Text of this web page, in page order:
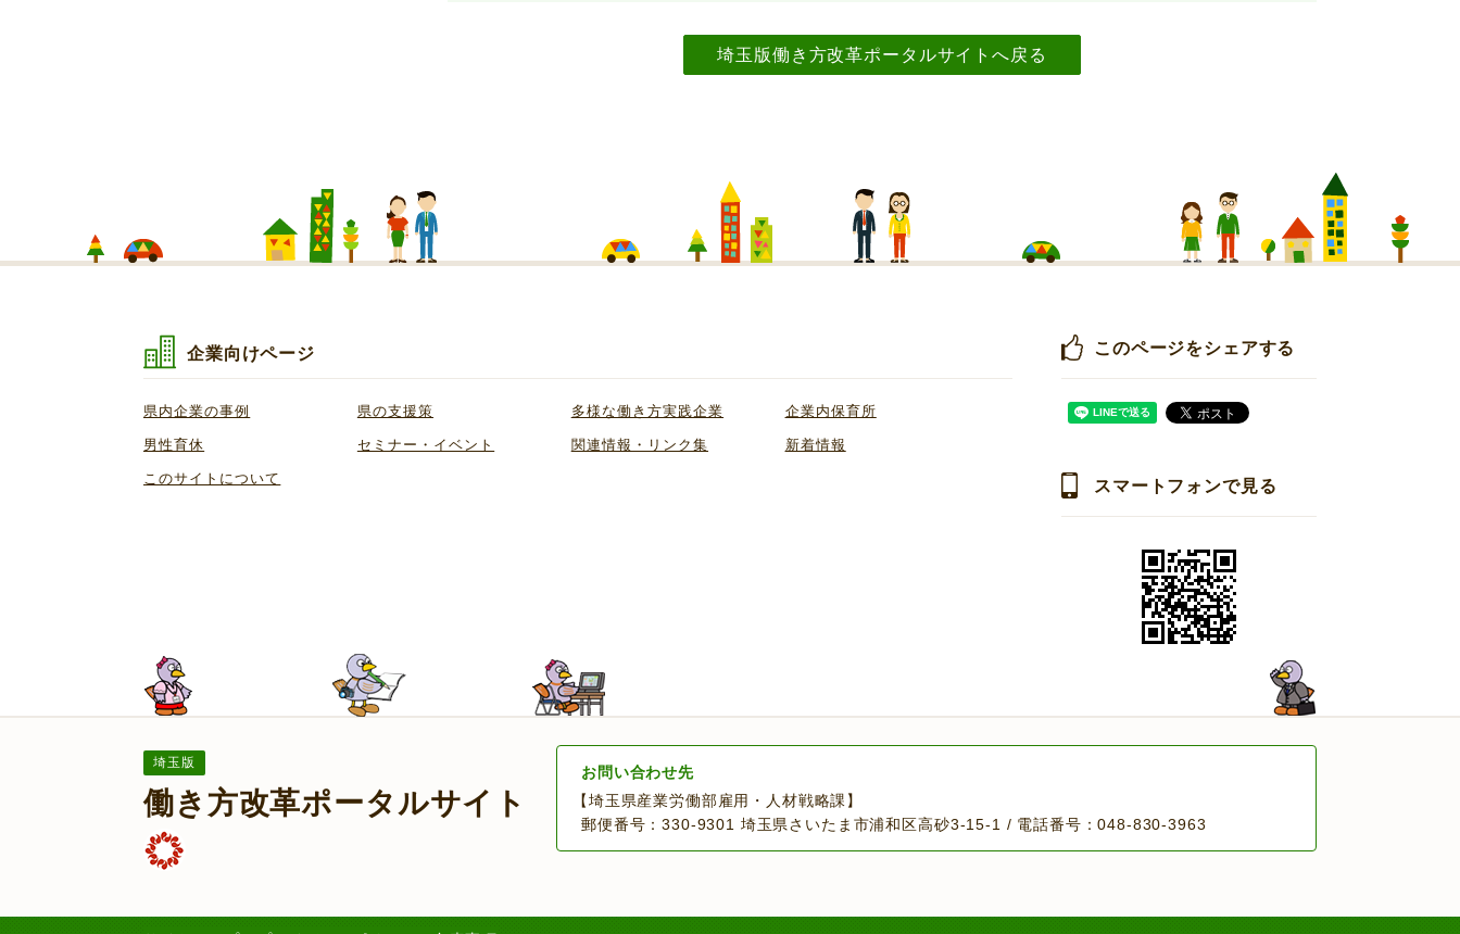
埼玉版働き方改革ポータルサイトへ戻る
企業向けページ
県内企業の事例 県の支援策 多様な働き方実践企業 企業内保育所
男性育休 セミナー・イベント 関連情報・リンク集 新着情報
このサイトについて
このページをシェアする
スマートフォンで見る
埼玉版
働き方改革ポータルサイト
お問い合わせ先
【埼玉県産業労働部雇用・人材戦略課】
郵便番号：330-9301 埼玉県さいたま市浦和区高砂3-15-1 / 電話番号：048-830-3963